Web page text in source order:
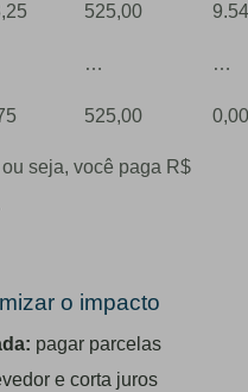
525,00
… …
525,00 0,00
seja, você paga R$
o impacto
pagar parcelas
e corta juros